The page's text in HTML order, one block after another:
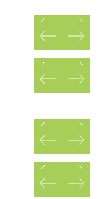
prev next
prev next
prev
next
prev
next
prev next
prev
next
prev
next
prev next
prev
next
prev
next
prev next
prev next